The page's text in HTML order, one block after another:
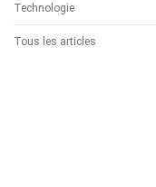
Technologie
Tous les articles